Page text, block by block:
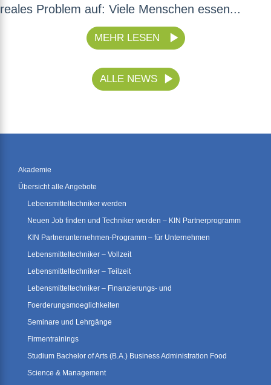
reales Problem auf: Viele Menschen essen...
MEHR LESEN
ALLE NEWS
Akademie
Übersicht alle Angebote
Lebensmitteltechniker werden
Neuen Job finden und Techniker werden – KIN Partnerprogramm
KIN Partnerunternehmen-Programm – für Unternehmen
Lebensmitteltechniker – Vollzeit
Lebensmitteltechniker – Teilzeit
Lebensmitteltechniker – Finanzierungs- und
Foerderungsmoeglichkeiten
Seminare und Lehrgänge
Firmentrainings
Studium Bachelor of Arts (B.A.) Business Administration Food
Science & Management